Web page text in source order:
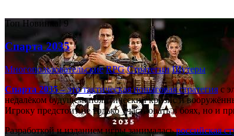
Топ Новинка! 9
Спарта 2035
Многопользовательские RPG Стратегии Шутеры
Спарта 2035– это тактическаяпошаговая стратегияс
недалёком будущем: политический кризис и
Игроку предстоит не только участвовать в боях, но и
Разработкой и изданием игры занималасьроссийская